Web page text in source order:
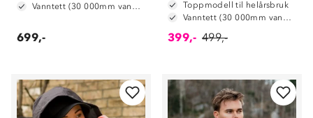
Vanntett (30 000mm vannsøyle)
699,-
Toppmodell til helårsbruk
Vanntett (30 000mm vannsøyle)
399,- 499,-